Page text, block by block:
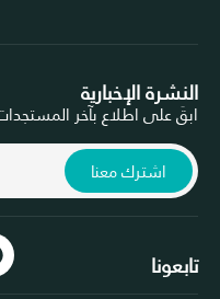
الإخبارية
اطلاع بآخر المستجدات!
معنا